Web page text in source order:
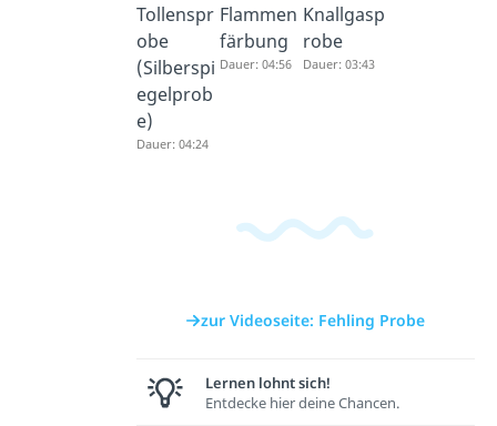
Tollenspr
obe
(Silberspi
egelprob
e)
Dauer: 04:24
Flammen
färbung
Dauer: 04:56
Knallgasp
robe
Dauer: 03:43
zur Videoseite: Fehling Probe
Lernen lohnt sich!
Entdecke hier deine Chancen.